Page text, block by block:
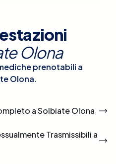
Olona
prenotabili a
Olona.
a Solbiate Olona
Trasmissibili a